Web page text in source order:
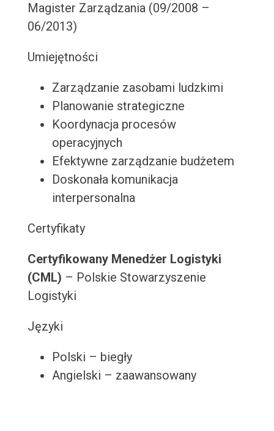
Magister Zarządzania (09/2008 –
06/2013)
Umiejętności
Zarządzanie zasobami ludzkimi
Planowanie strategiczne
Koordynacja procesów
operacyjnych
Efektywne zarządzanie budżetem
Doskonała komunikacja
interpersonalna
Certyfikaty
Certyfikowany Menedżer Logistyki
(CML) – Polskie Stowarzyszenie
Logistyki
Języki
Polski – biegły
Angielski – zaawansowany